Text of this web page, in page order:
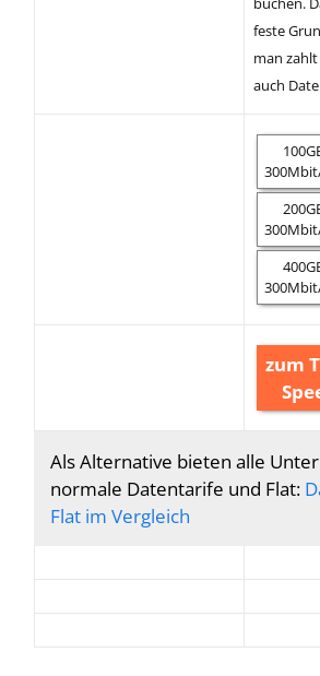
feste
man
auch
zum
Als Alternative bieten alle
normale Datentarife und Flat:
Flat im Vergleich